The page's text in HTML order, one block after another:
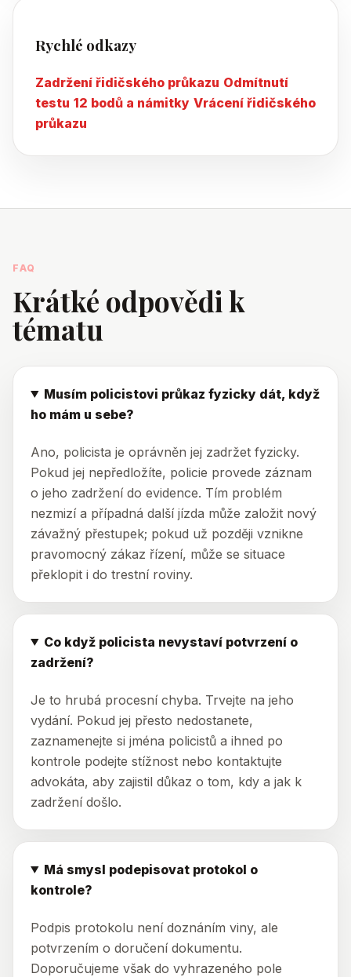
Rychlé odkazy
Zadržení řidičského průkazu Odmítnutí
testu 12 bodů a námitky Vrácení řidičského
průkazu
FAQ
Krátké odpovědi k
tématu
Musím policistovi průkaz fyzicky dát, když
ho mám u sebe?
Ano, policista je oprávněn jej zadržet fyzicky.
Pokud jej nepředložíte, policie provede záznam
o jeho zadržení do evidence. Tím problém
nezmizí a případná další jízda může založit nový
závažný přestupek; pokud už později vznikne
pravomocný zákaz řízení, může se situace
překlopit i do trestní roviny.
Co když policista nevystaví potvrzení o
zadržení?
Je to hrubá procesní chyba. Trvejte na jeho
vydání. Pokud jej přesto nedostanete,
zaznamenejte si jména policistů a ihned po
kontrole podejte stížnost nebo kontaktujte
advokáta, aby zajistil důkaz o tom, kdy a jak k
zadržení došlo.
Má smysl podepisovat protokol o
kontrole?
Podpis protokolu není doznáním viny, ale
potvrzením o doručení dokumentu.
Doporučujeme však do vyhrazeného pole